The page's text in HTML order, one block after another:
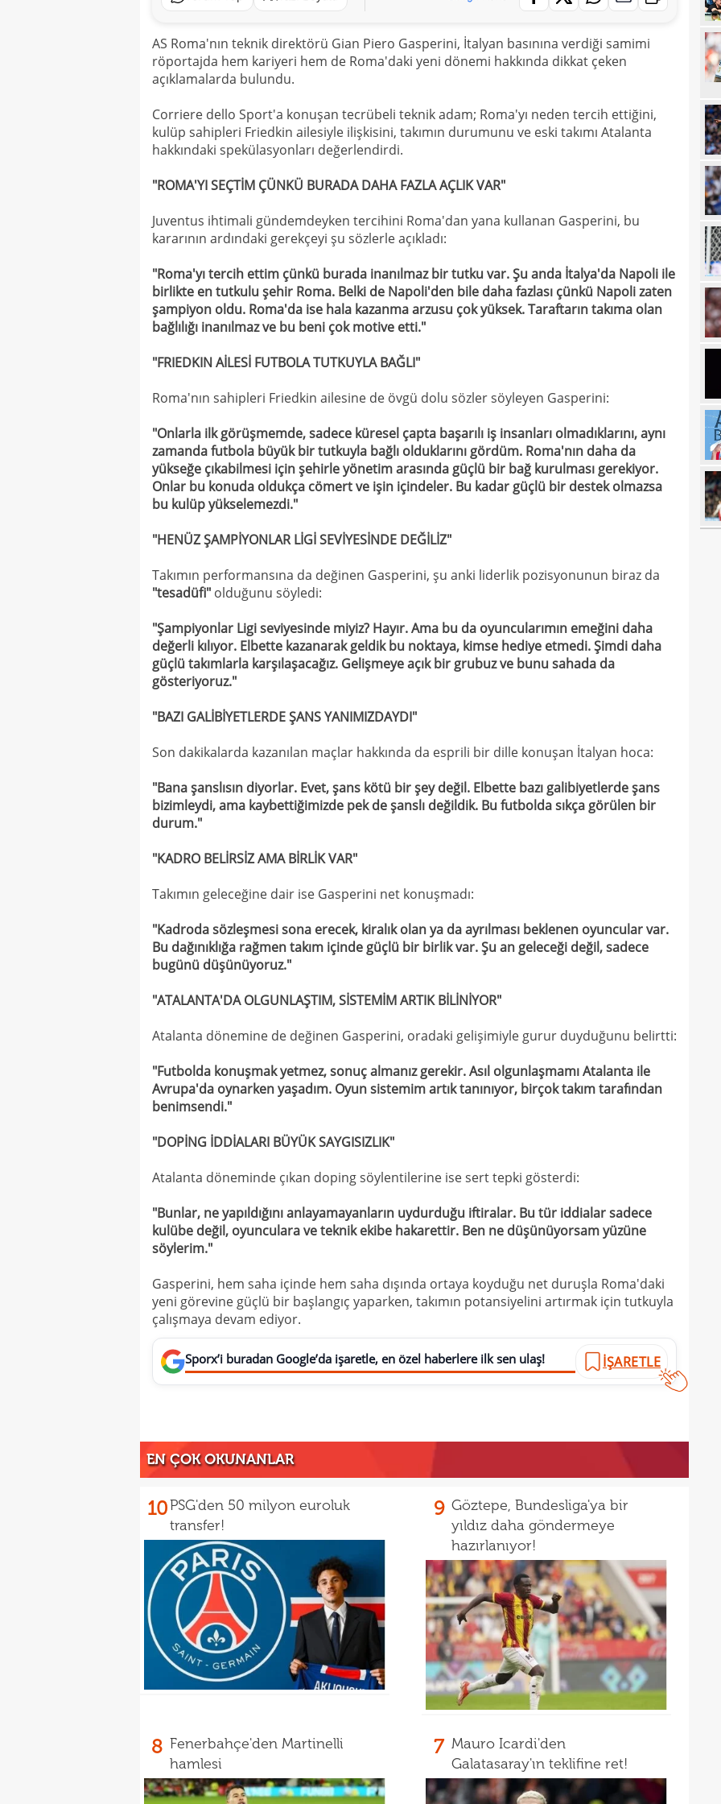
AS Roma'nın teknik direktörü Gian Piero Gasperini, İtalyan basınına verdiği samimi
röportajda hem kariyeri hem de Roma'daki yeni dönemi hakkında dikkat çeken
açıklamalarda bulundu.
Corriere dello Sport'a konuşan tecrübeli teknik adam; Roma'yı neden tercih ettiğini,
kulüp sahipleri Friedkin ailesiyle ilişkisini, takımın durumunu ve eski takımı Atalanta
hakkındaki spekülasyonları değerlendirdi.
"ROMA'YI SEÇTİM ÇÜNKÜ BURADA DAHA FAZLA AÇLIK VAR"
Juventus ihtimali gündemdeyken tercihini Roma'dan yana kullanan Gasperini, bu
kararının ardındaki gerekçeyi şu sözlerle açıkladı:
"Roma'yı tercih ettim çünkü burada inanılmaz bir tutku var. Şu anda İtalya'da Napoli ile
birlikte en tutkulu şehir Roma. Belki de Napoli'den bile daha fazlası çünkü Napoli zaten
şampiyon oldu. Roma'da ise hala kazanma arzusu çok yüksek. Taraftarın takıma olan
bağlılığı inanılmaz ve bu beni çok motive etti."
"FRIEDKIN AİLESİ FUTBOLA TUTKUYLA BAĞLI"
Roma'nın sahipleri Friedkin ailesine de övgü dolu sözler söyleyen Gasperini:
"Onlarla ilk görüşmemde, sadece küresel çapta başarılı iş insanları olmadıklarını, aynı
zamanda futbola büyük bir tutkuyla bağlı olduklarını gördüm. Roma'nın daha da
yükseğe çıkabilmesi için şehirle yönetim arasında güçlü bir bağ kurulması gerekiyor.
Onlar bu konuda oldukça cömert ve işin içindeler. Bu kadar güçlü bir destek olmazsa
bu kulüp yükselemezdi."
"HENÜZ ŞAMPİYONLAR LİGİ SEVİYESİNDE DEĞİLİZ"
Takımın performansına da değinen Gasperini, şu anki liderlik pozisyonunun biraz da
"tesadüfi" olduğunu söyledi:
"Şampiyonlar Ligi seviyesinde miyiz? Hayır. Ama bu da oyuncularımın emeğini daha
değerli kılıyor. Elbette kazanarak geldik bu noktaya, kimse hediye etmedi. Şimdi daha
güçlü takımlarla karşılaşacağız. Gelişmeye açık bir grubuz ve bunu sahada da
gösteriyoruz."
"BAZI GALİBİYETLERDE ŞANS YANIMIZDAYDI"
Son dakikalarda kazanılan maçlar hakkında da esprili bir dille konuşan İtalyan hoca:
"Bana şanslısın diyorlar. Evet, şans kötü bir şey değil. Elbette bazı galibiyetlerde şans
bizimleydi, ama kaybettiğimizde pek de şanslı değildik. Bu futbolda sıkça görülen bir
durum."
"KADRO BELİRSİZ AMA BİRLİK VAR"
Takımın geleceğine dair ise Gasperini net konuşmadı:
"Kadroda sözleşmesi sona erecek, kiralık olan ya da ayrılması beklenen oyuncular var.
Bu dağınıklığa rağmen takım içinde güçlü bir birlik var. Şu an geleceği değil, sadece
bugünü düşünüyoruz."
"ATALANTA'DA OLGUNLAŞTIM, SİSTEMİM ARTIK BİLİNİYOR"
Atalanta dönemine de değinen Gasperini, oradaki gelişimiyle gurur duyduğunu belirtti:
"Futbolda konuşmak yetmez, sonuç almanız gerekir. Asıl olgunlaşmamı Atalanta ile
Avrupa'da oynarken yaşadım. Oyun sistemim artık tanınıyor, birçok takım tarafından
benimsendi."
"DOPİNG İDDİALARI BÜYÜK SAYGISIZLIK"
Atalanta döneminde çıkan doping söylentilerine ise sert tepki gösterdi:
"Bunlar, ne yapıldığını anlayamayanların uydurduğu iftiralar. Bu tür iddialar sadece
kulübe değil, oyunculara ve teknik ekibe hakarettir. Ben ne düşünüyorsam yüzüne
söylerim."
Gasperini, hem saha içinde hem saha dışında ortaya koyduğu net duruşla Roma'daki
yeni görevine güçlü bir başlangıç yaparken, takımın potansiyelini artırmak için tutkuyla
çalışmaya devam ediyor.
Sporx’i buradan Google’da işaretle, en özel haberlere ilk sen ulaş! İŞARETLE
EN ÇOK OKUNANLAR
10PSG'den 50 milyon euroluk
transfer!
9 Göztepe, Bundesliga'ya bir
yıldız daha göndermeye
hazırlanıyor!
8 Fenerbahçe'den Martinelli
hamlesi
7 Mauro Icardi'den
Galatasaray'ın teklifine ret!
İki
etti